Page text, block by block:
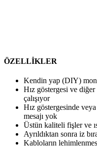
ÖZELLİKLER
Kendin yap (DIY)
Hız göstergesi ve
çalışıyor
Hız göstergesinde
mesajı yok
Üstün kaliteli fişler ve
Ayrıldıktan sonra iz
Kabloların